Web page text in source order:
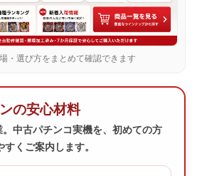
・選び方をまとめて確認できます
の安心材料
中古パチンコ実機を、初めての方
くご案内します。